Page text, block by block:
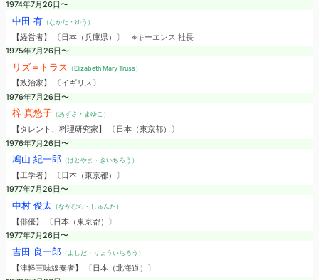
1974年7月26日〜
中田 有 （なかた・ゆう）
【経営者】 〔日本（兵庫県）〕 ※キーエンス 社長
1975年7月26日〜
リズ＝トラス （Elizabeth Mary Truss）
【政治家】 〔イギリス〕
1976年7月26日〜
梓 真悠子（あずさ・まゆこ）
【タレント、料理研究家】 〔日本（東京都）〕
1976年7月26日〜
鳩山 紀一郎（はとやま・きいちろう）
【工学者】 〔日本（東京都）〕
1977年7月26日〜
中村 俊太（なかむら・しゅんた）
【俳優】 〔日本（東京都）〕
1977年7月26日〜
吉田 良一郎（よしだ・りょういちろう）
【津軽三味線奏者】 〔日本（北海道）〕